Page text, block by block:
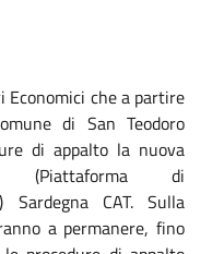
che a partire
di San Teodoro
di appalto la nuova
(Piattaforma di
Sardegna CAT. Sulla
a permanere, fino